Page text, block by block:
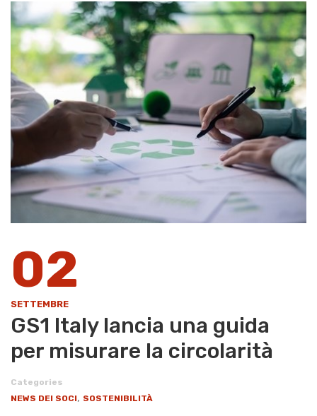
02
SETTEMBRE
GS1 Italy lancia una guida
per misurare la circolarità
Categories
NEWS DEI SOCI, SOSTENIBILITÀ